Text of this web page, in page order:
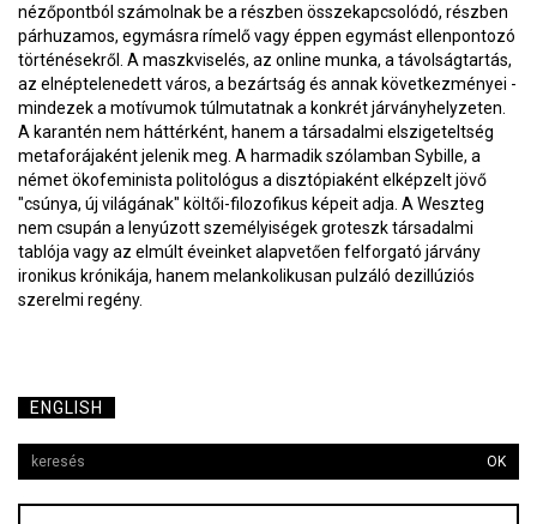
nézőpontból számolnak be a részben összekapcsolódó, részben
párhuzamos, egymásra rímelő vagy éppen egymást ellenpontozó
történésekről. A maszkviselés, az online munka, a távolságtartás,
az elnéptelenedett város, a bezártság és annak következményei -
mindezek a motívumok túlmutatnak a konkrét járványhelyzeten.
A karantén nem háttérként, hanem a társadalmi elszigeteltség
metaforájaként jelenik meg. A harmadik szólamban Sybille, a
német ökofeminista politológus a disztópiaként elképzelt jövő
"csúnya, új világának" költői-filozofikus képeit adja. A Weszteg
nem csupán a lenyúzott személyiségek groteszk társadalmi
tablója vagy az elmúlt éveinket alapvetően felforgató járvány
ironikus krónikája, hanem melankolikusan pulzáló dezillúziós
szerelmi regény.
ENGLISH
OK